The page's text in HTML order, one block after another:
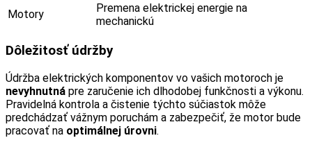
Motory
Premena elektrickej energie na
mechanickú
Dôležitosť údržby
Údržba elektrických komponentov vo vašich motoroch je
nevyhnutná pre zaručenie ich dlhodobej funkčnosti a výkonu.
Pravidelná kontrola a čistenie týchto súčiastok môže
predchádzať vážnym poruchám a zabezpečiť, že motor bude
pracovať na optimálnej úrovni.